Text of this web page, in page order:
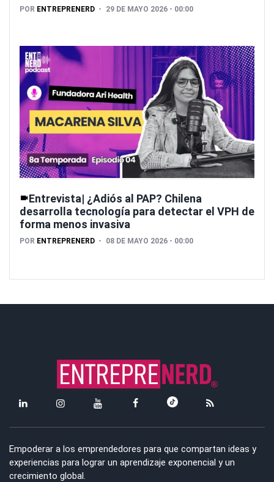
POR ENTREPRENERD 29 DE MAYO 2026 - 00:00
Entrevista| ¿Adiós al PAP? Chilena
desarrolla tecnología para detectar el VPH de
forma menos invasiva
POR ENTREPRENERD 08 DE MAYO 2026 - 00:00
Empoderar a los emprendedores para que compartan ideas y
experiencias para lograr un aprendizaje exponencial y un
crecimiento global.